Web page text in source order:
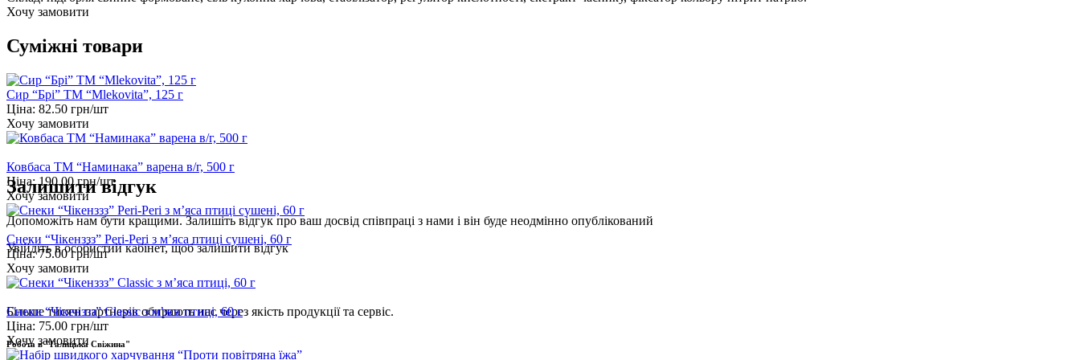
Хочу замовити
Суміжні товари
Сир “Брі” ТМ “Mlekovita”, 125 г
Ціна: 82.50 грн/шт
Хочу замовити
Ковбаса ТМ “Наминака” варена в/г, 500 г
Ціна:190.00 грн/шт
Хочу замовити
Снеки “Чікенззз” Peri-Peri з м’яса птиці сушені, 60 г
Ціна:75.00 грн/шт
Хочу замовити
Снеки “Чікенззз” Classic з м’яса птиці, 60 г
Ціна: 75.00 грн/шт
Хочу замовити
Залишити відгук
Допоможіть нам бути кращими. Залишіть відгук про ваш досвід співпраці з нами і він буде неодмінно опублікований
Увійдітьв особистий кабінет, щоб залишити відгук
Більше тисячі партнерів обирають нас через якість продукції та сервіс.
Робота в "Галицька Свіжина"